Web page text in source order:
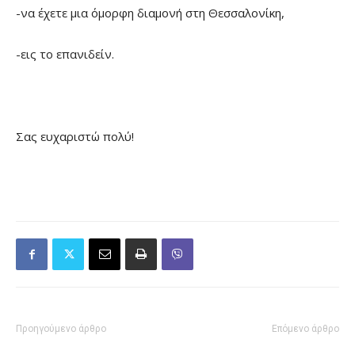
-να έχετε μια όμορφη διαμονή στη Θεσσαλονίκη,
-εις το επανιδείν.
Σας ευχαριστώ πολύ!
Προηγούμενο άρθρο Επόμενο άρθρο